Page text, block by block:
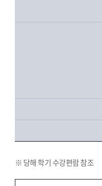
※ 당해 학기 수강편람 참조